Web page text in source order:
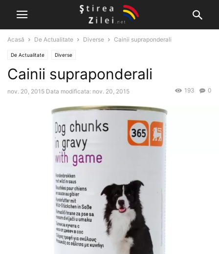
Acasă De Actualitate Diverse Cainii supraponderali
De Actualitate Diverse
Cainii supraponderali
nov. 20, 2015 Data modificata: nov. 20, 2015 0
193